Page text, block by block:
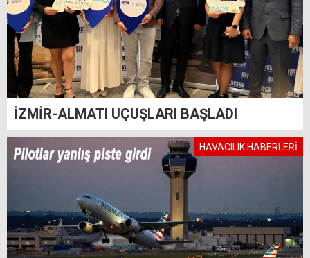
İZMİR-ALMATI UÇUŞLARI BAŞLADI
HAVACILIK HABERLERİ